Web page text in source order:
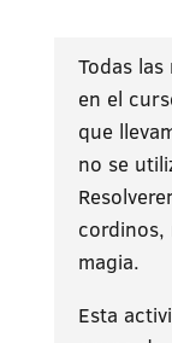
Todas
en el
que
no se
magia.
Esta